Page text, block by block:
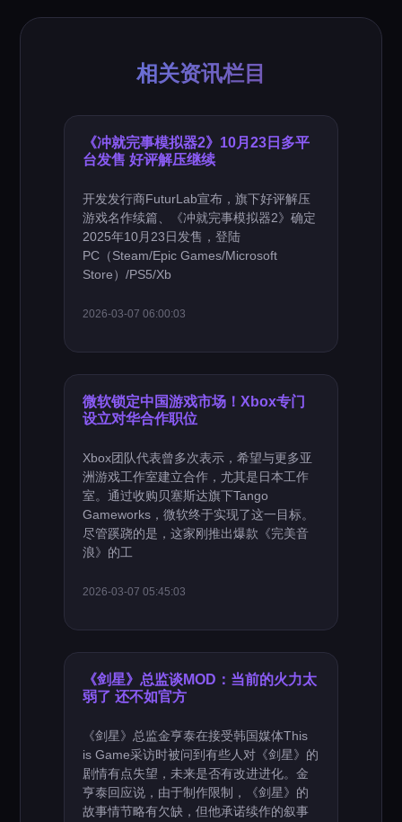
相关资讯栏目
《冲就完事模拟器2》10月23日多平
台发售 好评解压继续
开发发行商FuturLab宣布，旗下好评解压
游戏名作续篇、《冲就完事模拟器2》确定
2025年10月23日发售，登陆
PC（Steam/Epic Games/Microsoft
Store）/PS5/Xb
2026-03-07 06:00:03
微软锁定中国游戏市场！Xbox专门
设立对华合作职位
Xbox团队代表曾多次表示，希望与更多亚
洲游戏工作室建立合作，尤其是日本工作
室。通过收购贝塞斯达旗下Tango
Gameworks，微软终于实现了这一目标。
尽管蹊跷的是，这家刚推出爆款《完美音
浪》的工
2026-03-07 05:45:03
《剑星》总监谈MOD：当前的火力太
弱了 还不如官方
《剑星》总监金亨泰在接受韩国媒体This
is Game采访时被问到有些人对《剑星》的
剧情有点失望，未来是否有改进进化。金
亨泰回应说，由于制作限制，《剑星》的
故事情节略有欠缺，但他承诺续作的叙事